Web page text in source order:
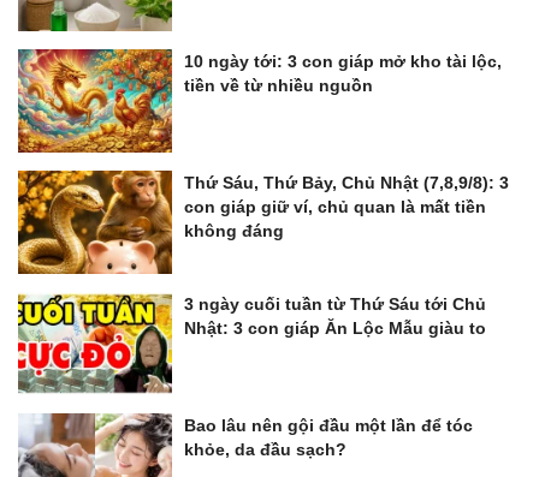
10 ngày tới: 3 con giáp mở kho tài lộc,
tiền về từ nhiều nguồn
Thứ Sáu, Thứ Bảy, Chủ Nhật (7,8,9/8): 3
con giáp giữ ví, chủ quan là mất tiền
không đáng
3 ngày cuối tuần từ Thứ Sáu tới Chủ
Nhật: 3 con giáp Ăn Lộc Mẫu giàu to
Bao lâu nên gội đầu một lần để tóc
khỏe, da đầu sạch?